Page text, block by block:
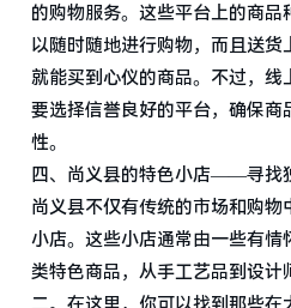
的购物服务。这些平台上的商
以随时随地进行购物，而且送货
就能买到心仪的商品。不过，线
要选择信誉良好的平台，确保
性。
四、尚义县的特色小店——寻找
尚义县不仅有传统的市场和购物
小店。这些小店通常由一些有
类特色商品，从手工艺品到设计